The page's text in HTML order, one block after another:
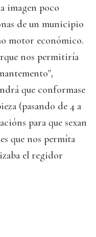
imagen poco
de un municipio
motor económico.
nos permitiría
que conformase
(pasando de 4 a
para que sexan
que nos permíta
el regidor